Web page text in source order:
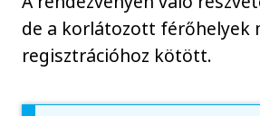
de a korlátozott férőhelyek
regisztrációhoz kötött.